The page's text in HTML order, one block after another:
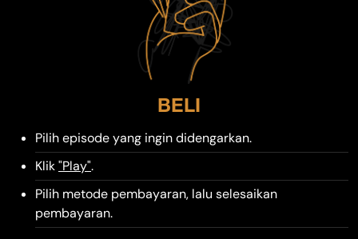
BELI
Pilih episode yang ingin didengarkan.
Klik"Play".
Pilih metode pembayaran, lalu selesaikan
pembayaran.